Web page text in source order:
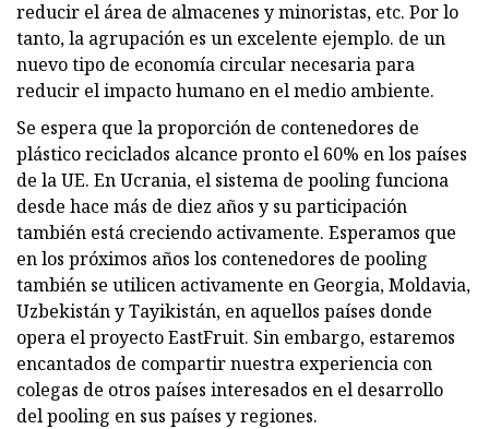
reducir el área de almacenes y minoristas, etc. Por lo
tanto, la agrupación es un excelente ejemplo. de un
nuevo tipo de economía circular necesaria para
reducir el impacto humano en el medio ambiente.
Se espera que la proporción de contenedores de
plástico reciclados alcance pronto el 60% en los países
de la UE. En Ucrania, el sistema de pooling funciona
desde hace más de diez años y su participación
también está creciendo activamente. Esperamos que
en los próximos años los contenedores de pooling
también se utilicen activamente en Georgia, Moldavia,
Uzbekistán y Tayikistán, en aquellos países donde
opera el proyecto EastFruit. Sin embargo, estaremos
encantados de compartir nuestra experiencia con
colegas de otros países interesados ​​en el desarrollo
del pooling en sus países y regiones.